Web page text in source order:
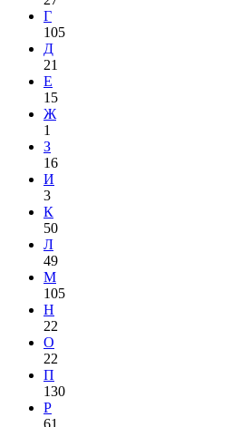
Г
105
Д
21
Е
15
Ж
1
З
16
И
3
К
50
Л
49
М
105
Н
22
О
22
П
130
Р
61